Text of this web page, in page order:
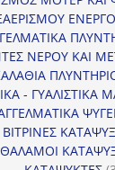
ΝΕΡΟΥ ΚΑΙ
- ΓΥΑΛΙΣΤΙΚΑ
ΒΙΤΡΙΝΕΣ
ΘΑΛΑΜΟΙ